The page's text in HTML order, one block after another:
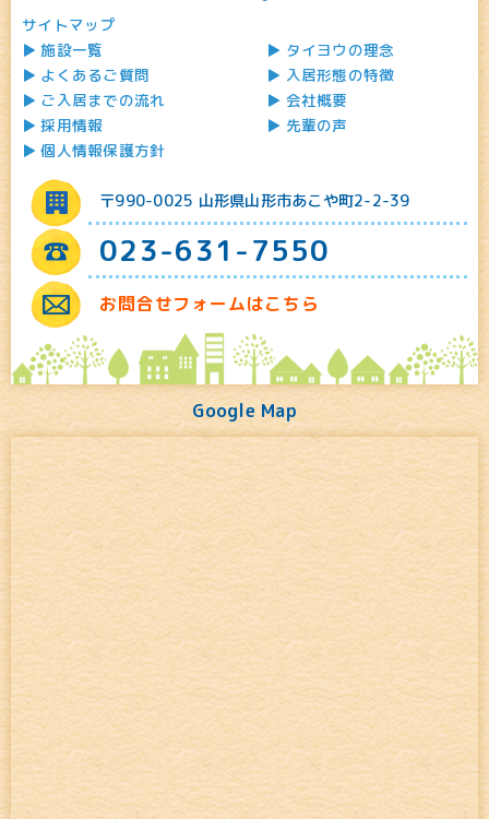
サイトマップ
施設一覧
タイヨウの理念
よくあるご質問
入居形態の特徴
ご入居までの流れ
会社概要
採用情報
先輩の声
個人情報保護方針
〒990-0025 山形県山形市あこや町2-2-39
023-631-7550
お問合せフォームはこちら
Google Map